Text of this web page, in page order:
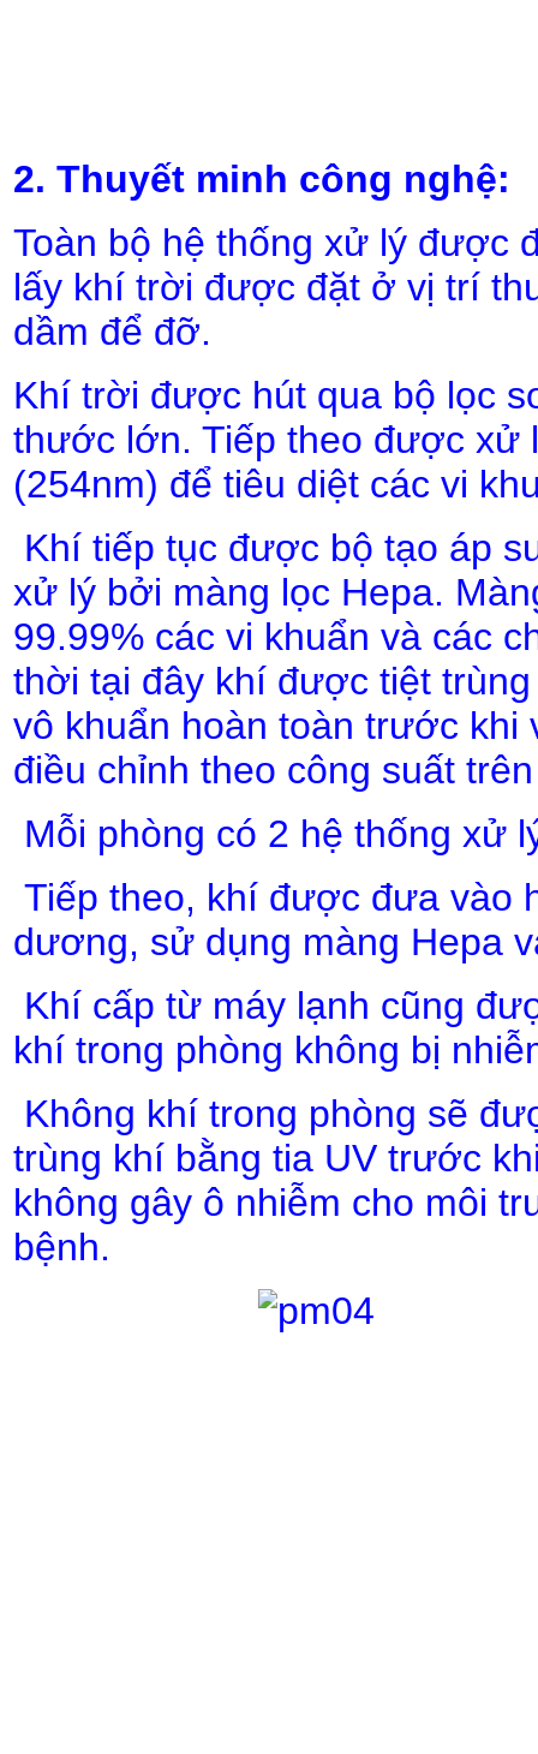
2. Thuyết minh công nghệ:
Toàn bộ hệ thống xử lý được
lấy khí trời được đặt ở vị trí
dầm để đỡ.
Khí trời được hút qua bộ lọc
thước lớn. Tiếp theo được xử
(254nm) để tiêu diệt các vi
Khí tiếp tục được bộ tạo áp
xử lý bởi màng lọc Hepa.
99.99% các vi khuẩn và các
thời tại đây khí được tiệt
vô khuẩn hoàn toàn trước
điều chỉnh theo công suất
Mỗi phòng có 2 hệ thống xử
Tiếp theo, khí được đưa vào
dương, sử dụng màng Hepa
Khí cấp từ máy lạnh cũng
khí trong phòng không bị
Không khí trong phòng sẽ
trùng khí bằng tia UV trước
không gây ô nhiễm cho môi
bệnh.